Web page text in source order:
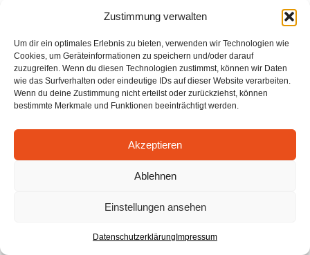
Zustimmung verwalten
Um dir ein optimales Erlebnis zu bieten, verwenden wir Technologien wie
Cookies, um Geräteinformationen zu speichern und/oder darauf
zuzugreifen. Wenn du diesen Technologien zustimmst, können wir Daten
wie das Surfverhalten oder eindeutige IDs auf dieser Website verarbeiten.
Wenn du deine Zustimmung nicht erteilst oder zurückziehst, können
bestimmte Merkmale und Funktionen beeinträchtigt werden.
Akzeptieren
Ablehnen
Einstellungen ansehen
Datenschutzerklärung Impressum